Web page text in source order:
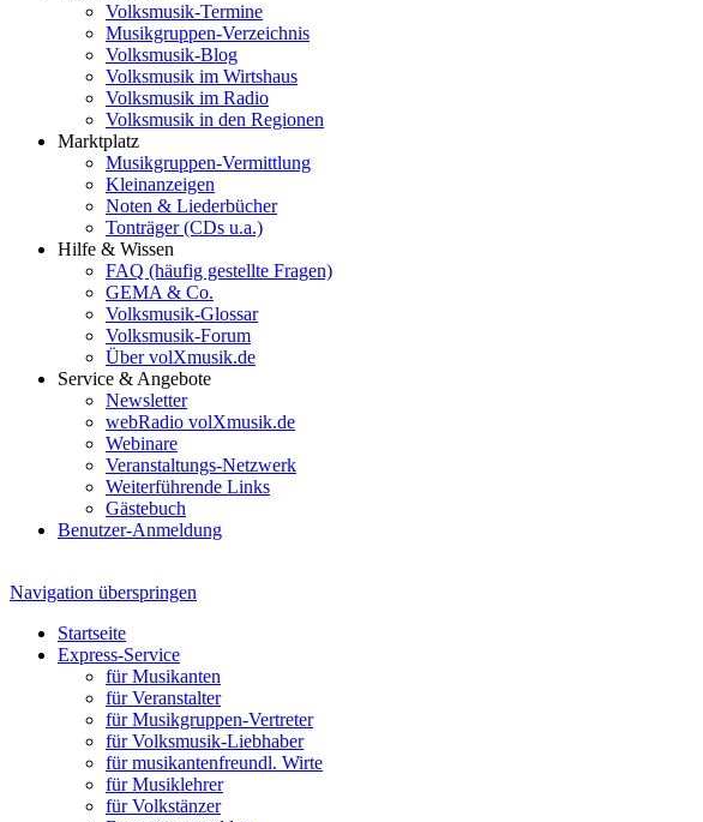
Volksmusik-Termine
Musikgruppen-Verzeichnis
Volksmusik-Blog
Volksmusik im Wirtshaus
Volksmusik im Radio
Volksmusik in den Regionen
Marktplatz
Musikgruppen-Vermittlung
Kleinanzeigen
Noten & Liederbücher
Tonträger (CDs u.a.)
Hilfe & Wissen
FAQ (häufig gestellte Fragen)
GEMA & Co.
Volksmusik-Glossar
Volksmusik-Forum
Über volXmusik.de
Service & Angebote
Newsletter
webRadio volXmusik.de
Webinare
Veranstaltungs-Netzwerk
Weiterführende Links
Gästebuch
Benutzer-Anmeldung
Navigation überspringen
Startseite
Express-Service
für Musikanten
für Veranstalter
für Musikgruppen-Vertreter
für Volksmusik-Liebhaber
für musikantenfreundl. Wirte
für Musiklehrer
für Volkstänzer